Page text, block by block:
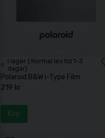
I lager ( Normal lev.tid 1-3
dagar)
Polaroid B&W i-Type Film
219 kr
Köp